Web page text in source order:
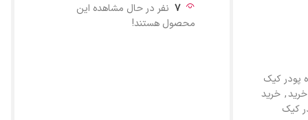
کیک
خرید, خرید
کیک
7 نفر در حال مشاهده این
محصول هستند!